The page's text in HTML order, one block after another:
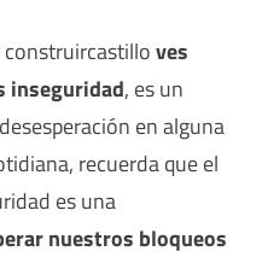
construircastilloves
inseguridad, es un
en alguna
recuerda que el
es una
nuestros bloqueos